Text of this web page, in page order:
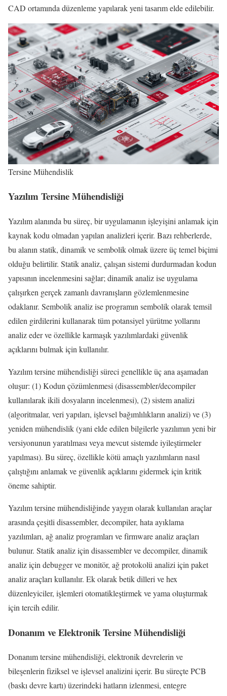
CAD ortamında düzenleme yapılarak yeni tasarım elde edilebilir.
Tersine Mühendislik
Yazılım Tersine Mühendisliği
Yazılım alanında bu süreç, bir uygulamanın işleyişini anlamak için
kaynak kodu olmadan yapılan analizleri içerir. Bazı rehberlerde,
bu alanın statik, dinamik ve sembolik olmak üzere üç temel biçimi
olduğu belirtilir. Statik analiz, çalışan sistemi durdurmadan kodun
yapısının incelenmesini sağlar; dinamik analiz ise uygulama
çalışırken gerçek zamanlı davranışların gözlemlenmesine
odaklanır. Sembolik analiz ise programın sembolik olarak temsil
edilen girdilerini kullanarak tüm potansiyel yürütme yollarını
analiz eder ve özellikle karmaşık yazılımlardaki güvenlik
açıklarını bulmak için kullanılır.
Yazılım tersine mühendisliği süreci genellikle üç ana aşamadan
oluşur: (1) Kodun çözümlenmesi (disassembler/decompiler
kullanılarak ikili dosyaların incelenmesi), (2) sistem analizi
(algoritmalar, veri yapıları, işlevsel bağımlılıkların analizi) ve (3)
yeniden mühendislik (yani elde edilen bilgilerle yazılımın yeni bir
versiyonunun yaratılması veya mevcut sistemde iyileştirmeler
yapılması). Bu süreç, özellikle kötü amaçlı yazılımların nasıl
çalıştığını anlamak ve güvenlik açıklarını gidermek için kritik
öneme sahiptir.
Yazılım tersine mühendisliğinde yaygın olarak kullanılan araçlar
arasında çeşitli disassembler, decompiler, hata ayıklama
yazılımları, ağ analiz programları ve firmware analiz araçları
bulunur. Statik analiz için disassembler ve decompiler, dinamik
analiz için debugger ve monitör, ağ protokolü analizi için paket
analiz araçları kullanılır. Ek olarak betik dilleri ve hex
düzenleyiciler, işlemleri otomatikleştirmek ve yama oluşturmak
için tercih edilir.
Donanım ve Elektronik Tersine Mühendisliği
Donanım tersine mühendisliği, elektronik devrelerin ve
bileşenlerin fiziksel ve işlevsel analizini içerir. Bu süreçte PCB
(baskı devre kartı) üzerindeki hatların izlenmesi, entegre